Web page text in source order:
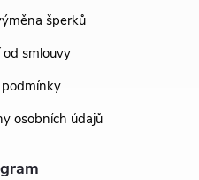
šperků
smlouvy
osobních údajů